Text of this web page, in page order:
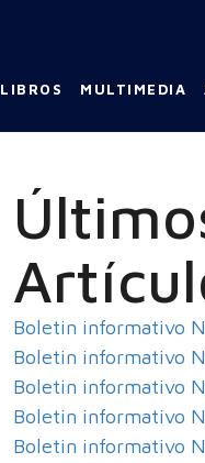
LIBROS MULTIMEDIA
Boletin informativo
Boletin informativo
Boletin informativo
Boletin informativo
Boletin informativo